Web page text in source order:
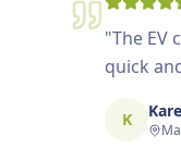
"The EV
quick
K